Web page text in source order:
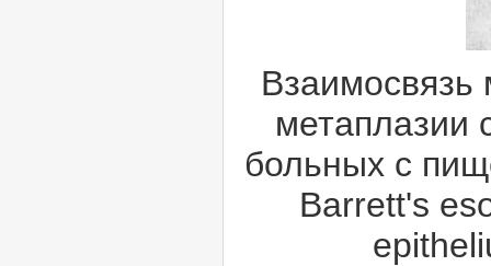
Взаимосвязь
метаплазии
больных с
Barrett's